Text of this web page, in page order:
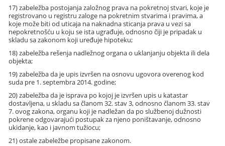
17) zabeležba postojanja založnog prava na pokretnoj stvari, koje je
registrovano u registru zaloge na pokretnim stvarima i pravima, a
koje može biti od uticaja na naknadna sticanja prava u vezi sa
nepokretnošću u koju se ista ugrađuje, odnosno čiji je pripadak u
skladu sa zakonom koji uređuje hipoteku;
18) zabeležba rešenja nadležnog organa o uklanjanju objekta ili dela
objekta;
19) zabeležba da je upis izvršen na osnovu ugovora overenog kod
suda pre 1. septembra 2014. godine;
20) zabeležba da je isprava po kojoj je izvršen upis u katastar
dostavljena, u skladu sa članom 32. stav 3, odnosno članom 33. stav
7. ovog zakona, organu koji je nadležan da po službenoj dužnosti
pokrene odgovarajući postupak za njeno poništavanje, odnosno
ukidanje, kao i javnom tužiocu;
21) ostale zabeležbe propisane zakonom.